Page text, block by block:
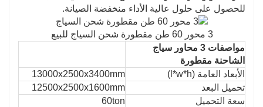
للحصول على حلول عالية الأداء منخفضة الصيانة.
3 محور 60 طن مقطورة شحن السياج للبيع
مواصفات 3 محاور سياج
الشاحنة مقطورة
الأبعاد العامة (l*w*h)
13000x2500x3400mm
تحميل البعد
12500x2500x1600mm
سعة التحميل
60ton